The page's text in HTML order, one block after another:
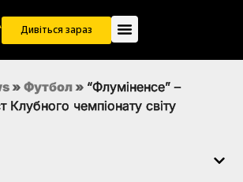
Дивіться зараз
» Футбол » “Флуміненсе” –
Клубного чемпіонату світу